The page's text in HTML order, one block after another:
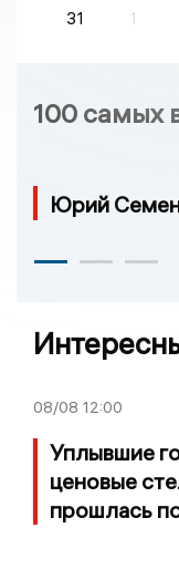
31
1
100 самых
Юрий
08/08 12:00
Уплывшие
ценовые
прошлась